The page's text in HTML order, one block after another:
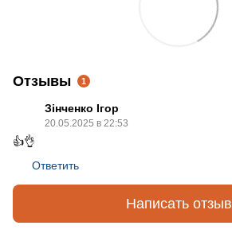
Отзывы 1
Зінченко Ігор
20.05.2025 в 22:53
👍👌
Ответить
Написать отзыв